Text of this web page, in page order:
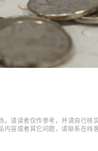
。请读者仅作参考，并请自行
容或者其它问题，请联系在线客